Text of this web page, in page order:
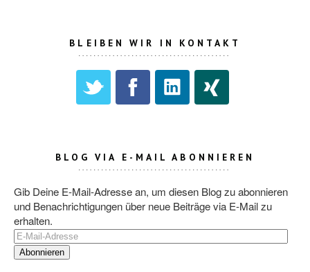
BLEIBEN WIR IN KONTAKT
BLOG VIA E-MAIL ABONNIEREN
Gib Deine E-Mail-Adresse an, um diesen Blog zu abonnieren
und Benachrichtigungen über neue Beiträge via E-Mail zu
erhalten.
E-
Mail-
Adresse